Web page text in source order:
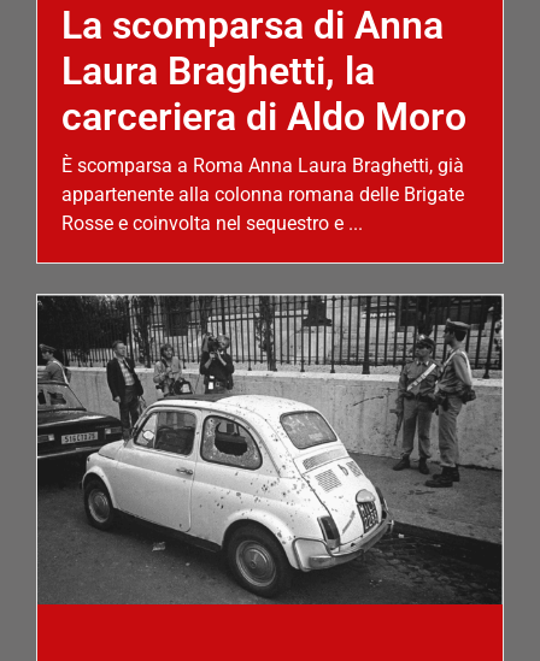
La scomparsa di Anna
Laura Braghetti, la
carceriera di Aldo Moro
È scomparsa a Roma Anna Laura Braghetti, già
appartenente alla colonna romana delle Brigate
Rosse e coinvolta nel sequestro e ...